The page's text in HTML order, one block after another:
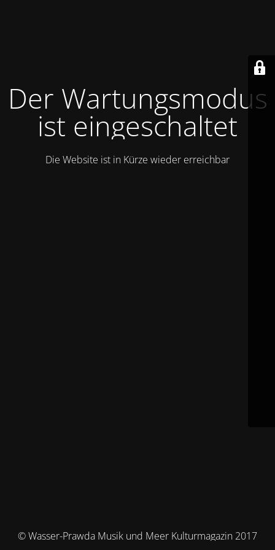
Der Wartungsmodus
ist eingeschaltet
Die Website ist in Kürze wieder erreichbar
© Wasser-Prawda Musik und Meer Kulturmagazin 2017